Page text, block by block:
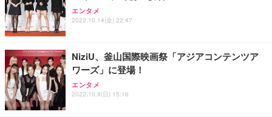
エンタメ
2022.10.14(金) 22:47
NiziU、釜山国際映画祭「アジアコンテンツア
ワーズ」に登場！
エンタメ
2022.10.9(日) 15:16